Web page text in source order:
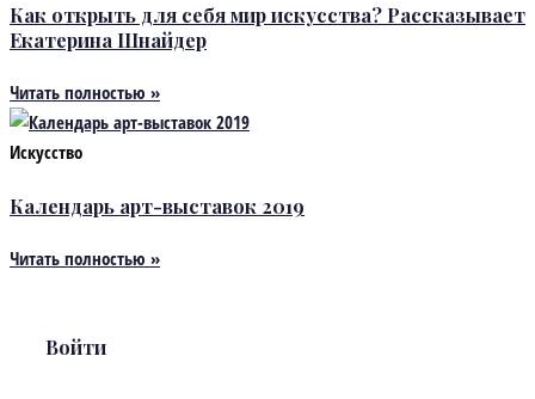
Как открыть для себя мир искусства? Рассказывает
Екатерина Шнайдер
Читать полностью »
Искусство
Календарь арт-выставок 2019
Читать полностью »
Войти